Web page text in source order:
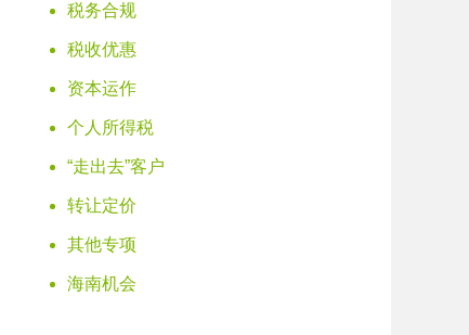
税务合规
税收优惠
资本运作
个人所得税
“走出去”客户
转让定价
其他专项
海南机会